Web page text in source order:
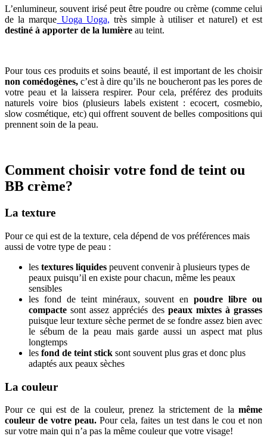
L’enlumineur, souvent irisé peut être poudre ou crème (comme celui
de la marque Uoga Uoga, très simple à utiliser et naturel) et est
destiné à apporter de la lumière au teint.
Pour tous ces produits et soins beauté, il est important de les choisir
non comédogènes, c’est à dire qu’ils ne boucheront pas les pores de
votre peau et la laissera respirer. Pour cela, préférez des produits
naturels voire bios (plusieurs labels existent : ecocert, cosmebio,
slow cosmétique, etc) qui offrent souvent de belles compositions qui
prennent soin de la peau.
Comment choisir votre fond de teint ou
BB crème?
La texture
Pour ce qui est de la texture, cela dépend de vos préférences mais
aussi de votre type de peau :
les textures liquides peuvent convenir à plusieurs types de
peaux puisqu’il en existe pour chacun, même les peaux
sensibles
les fond de teint minéraux, souvent enpoudre libre ou
compacte sont assez appréciés des peaux mixtes à grasses
puisque leur texture sèche permet de se fondre assez bien avec
le sébum de la peau mais garde aussi un aspect mat plus
longtemps
les fond de teint stick sont souvent plus gras et donc plus
adaptés aux peaux sèches
La couleur
Pour ce qui est de la couleur, prenez la strictement de la même
couleur de votre peau. Pour cela, faites un test dans le cou et non
sur votre main qui n’a pas la même couleur que votre visage!